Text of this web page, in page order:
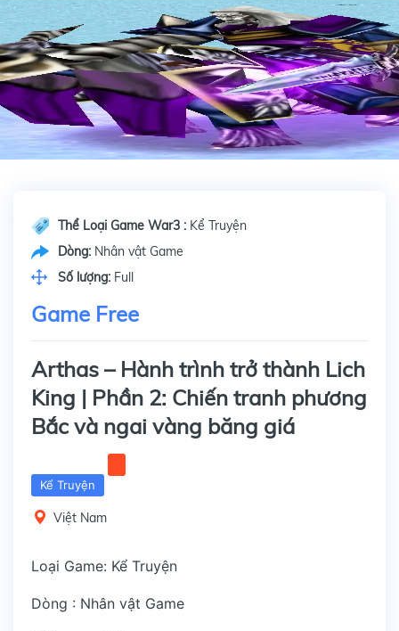
Thể Loại Game War3 : Kể Truyện
Dòng: Nhân vật Game
Số lượng: Full
Game Free
Arthas – Hành trình trở thành Lich
King | Phần 2: Chiến tranh phương
Bắc và ngai vàng băng giá
Kể Truyện
Việt Nam
Loại Game: Kể Truyện
Dòng : Nhân vật Game